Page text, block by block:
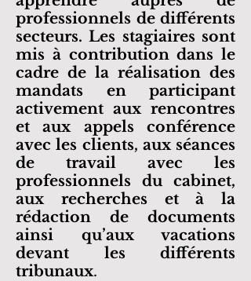
professionnels de différents
secteurs. Les stagiaires sont
mis à contribution dans le
cadre de la réalisation des
mandats en participant
activement aux rencontres
et aux appels conférence
avec les clients, aux séances
de travail avec les
professionnels du cabinet,
aux recherches et à la
rédaction de documents
ainsi qu’aux vacations
devant les différents
tribunaux.